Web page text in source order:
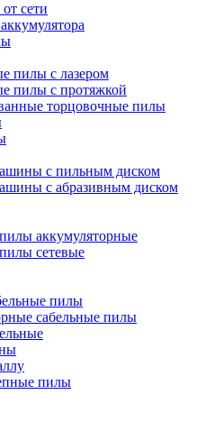
сети
пилы с лазером
пилы с протяжкой
торцовочные пилы
с пильным диском
с абразивным диском
аккумуляторные
сетевые
пилы
сабельные пилы
пилы